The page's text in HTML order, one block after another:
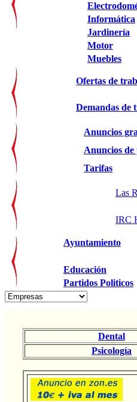
Informática
Jardinería
Motor
Muebles
Ofertas de
Demandas de
Anuncios
Anuncios de
Tarifas
Las
IRC
Ayuntamiento
Educación
Partidos Politicos
Dental
Psicología